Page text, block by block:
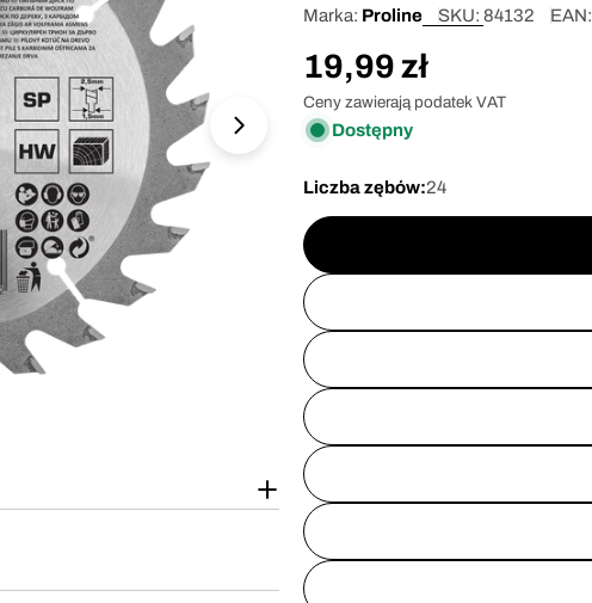
Otwórz media 1 w oknie modalnym
Marka: Proline SKU: 84132 EAN:
Cena
regularna
19,99 zł
Ceny zawierają podatek VAT
Dostępny
Liczba zębów:24